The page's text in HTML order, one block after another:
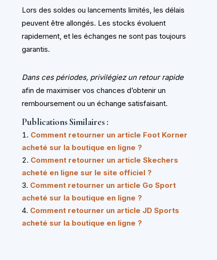
Lors des soldes ou lancements limités, les délais
peuvent être allongés. Les stocks évoluent
rapidement, et les échanges ne sont pas toujours
garantis.
Dans ces périodes, privilégiez un retour rapide
afin de maximiser vos chances d’obtenir un
remboursement ou un échange satisfaisant.
Publications Similaires :
Comment retourner un article Foot Korner
acheté sur la boutique en ligne ?
Comment retourner un article Skechers
acheté en ligne sur le site officiel ?
Comment retourner un article Go Sport
acheté sur la boutique en ligne ?
Comment retourner un article JD Sports
acheté sur la boutique en ligne ?